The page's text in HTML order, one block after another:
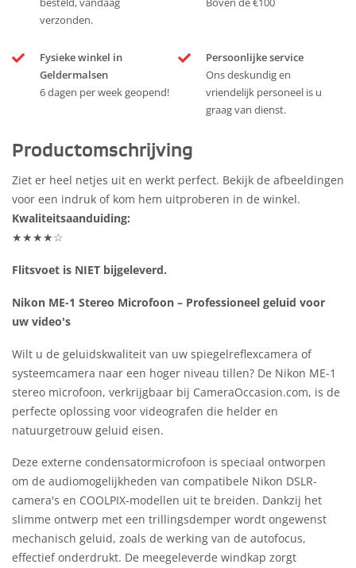
besteld, vandaag
verzonden.
Boven de €100
Fysieke winkel in
Geldermalsen
6 dagen per week geopend!
Persoonlijke service
Ons deskundig en
vriendelijk personeel is u
graag van dienst.
Productomschrijving
Ziet er heel netjes uit en werkt perfect. Bekijk de afbeeldingen
voor een indruk of kom hem uitproberen in de winkel.
Kwaliteitsaanduiding:
★★★★☆
Flitsvoet is NIET bijgeleverd.
Nikon ME-1 Stereo Microfoon – Professioneel geluid voor
uw video's
Wilt u de geluidskwaliteit van uw spiegelreflexcamera of
systeemcamera naar een hoger niveau tillen? De Nikon ME-1
stereo microfoon, verkrijgbaar bij CameraOccasion.com, is de
perfecte oplossing voor videografen die helder en
natuurgetrouw geluid eisen.
Deze externe condensatormicrofoon is speciaal ontworpen
om de audiomogelijkheden van compatibele Nikon DSLR-
camera's en COOLPIX-modellen uit te breiden. Dankzij het
slimme ontwerp met een trillingsdemper wordt ongewenst
mechanisch geluid, zoals de werking van de autofocus,
effectief onderdrukt. De meegeleverde windkap zorgt